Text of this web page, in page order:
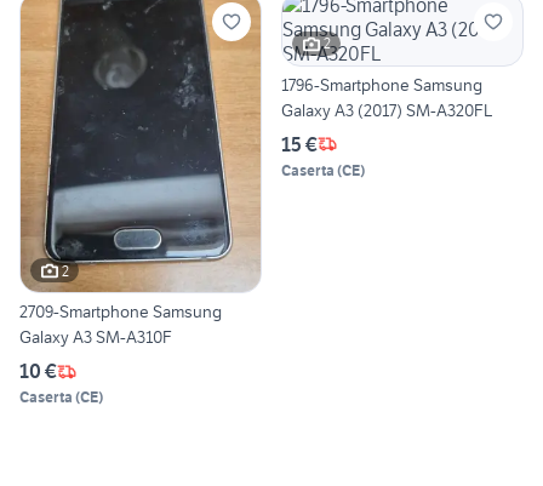
2
2709-Smartphone Samsung
Galaxy A3 SM-A310F
10 €
Caserta (CE)
2
1796-Smartphone Samsung
Galaxy A3 (2017) SM-A320FL
15 €
Caserta (CE)